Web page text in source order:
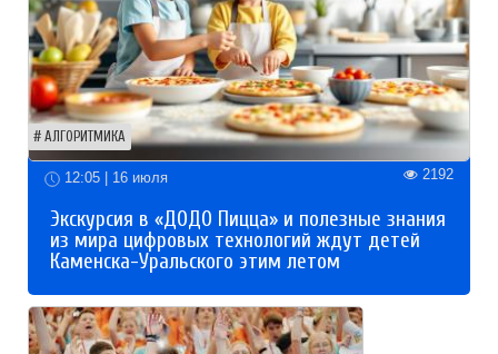
АЛГОРИТМИКА
12:05 | 16 июля 2192
Экскурсия в «ДОДО Пицца» и полезные знания
из мира цифровых технологий ждут детей
Каменска-Уральского этим летом